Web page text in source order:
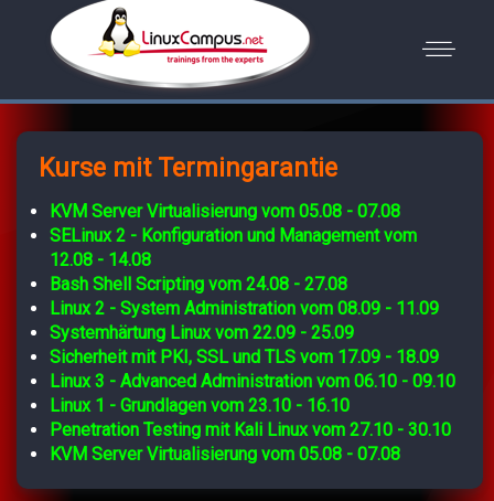
Kurse mit Termingarantie
KVM Server Virtualisierung vom 05.08 - 07.08
SELinux 2 - Konfiguration und Management vom
12.08 - 14.08
Bash Shell Scripting vom 24.08 - 27.08
Linux 2 - System Administration vom 08.09 - 11.09
Systemhärtung Linux vom 22.09 - 25.09
Sicherheit mit PKI, SSL und TLS vom 17.09 - 18.09
Linux 3 - Advanced Administration vom 06.10 - 09.10
Linux 1 - Grundlagen vom 23.10 - 16.10
Penetration Testing mit Kali Linux vom 27.10 - 30.10
KVM Server Virtualisierung vom 05.08 - 07.08